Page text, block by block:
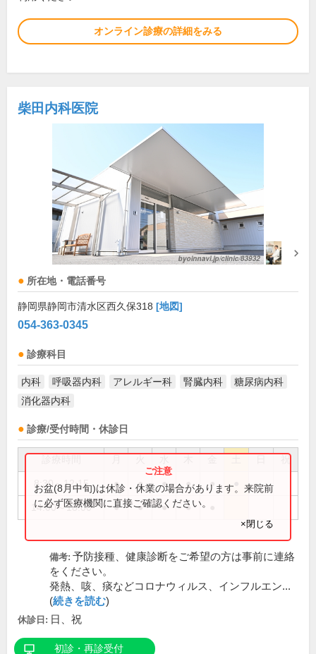
オンライン診療の詳細をみる
柴田内科医院
所在地・電話番号
静岡県静岡市清水区西久保318 [地図]
054-363-0345
診療科目
内科 呼吸器内科 アレルギー科 腎臓内科
糖尿病内科
消化器内科
診療/受付時間・休診日
祝
8:30～12:15 ● ● ● ● ●
14:00～18:00 ● ● ● ●
お盆(8月中旬)は休診・休業の場合があります。来院前
に必ず医療機関に直接ご確認ください。
×閉じる
備考: 予防接種、健康診断をご希望の方は事前に連絡
をください。
発熱、咳、痰などコロナウィルス、インフルエン...
(続きを読む)
休診日: 日、祝
初診・再診受付